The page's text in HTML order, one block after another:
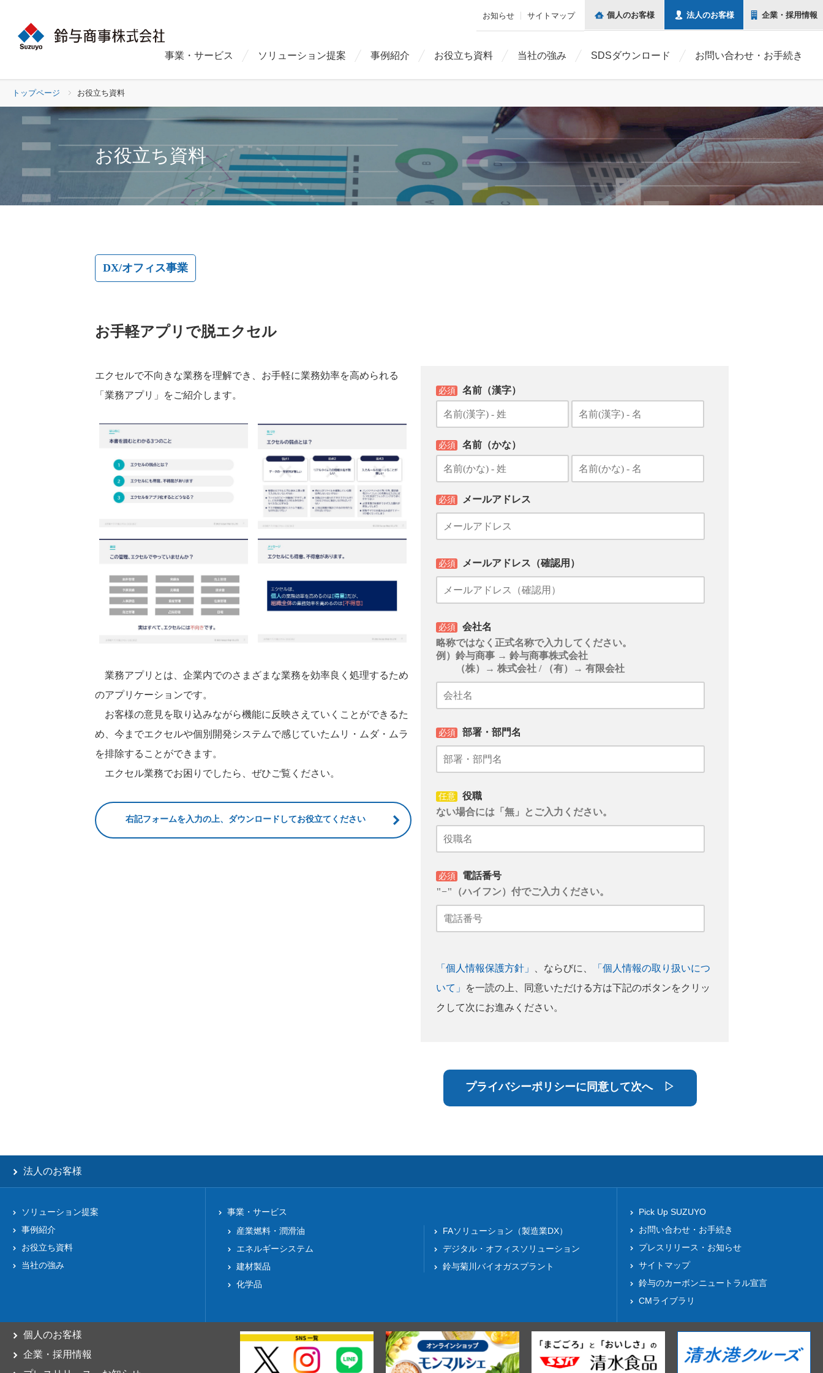
お知らせ サイトマップ 個人のお客様 法人のお客様 企業・ 採用情報
事業・サービス ソリューション提案 事例紹介 お役立ち資料 当社の強み SDSダウンロード お問い合わせ・お手続き
トップページ お役立ち資料
お役立ち資料
DX/オフィス事業
お手軽アプリで脱エクセル
エクセルで不向きな業務を理解でき、お手軽に業務効率を高められる
「業務アプリ」をご紹介します。
業務アプリとは、企業内でのさまざまな業務を効率良く処理するため
のアプリケーションです。
お客様の意見を取り込みながら機能に反映さえていくことができるた
め、今までエクセルや個別開発システムで感じていたムリ・ムダ・ムラ
を排除することができます。
エクセル業務でお困りでしたら、ぜひご覧ください。
右記フォームを入力の上、ダウンロードしてお役立てください
必須 名前（漢字）
必須 名前（かな）
必須 メールアドレス
必須 メールアドレス（確認用）
必須
会社名
略称ではなく正式名称で入力してください。
例）鈴与商事 → 鈴与商事株式会社
（株）→ 株式会社 / （有）→ 有限会社
必須 部署・部門名
任意
役職
ない場合には「無」とご入力ください。
必須
電話番号
"−"（ハイフン）付でご入力ください。
「個人情報保護方針」 、ならびに、
「個人情報の取り扱いにつ
いて」
を一読の上、同意いただける方は下記のボタンをクリッ
クして次にお進みください。
法人のお客様
ソリューション提案
事例紹介
お役立ち資料
当社の強み
事業・サービス
産業燃料・潤滑油
エネルギーシステム
建材製品
化学品
FAソリューション（製造業DX）
デジタル・オフィスソリューション
鈴与菊川バイオガスプラント
Pick Up SUZUYO
お問い合わせ・お手続き
プレスリリース・お知らせ
サイトマップ
鈴与のカーボンニュートラル宣言
CMライブラリ
個人のお客様
企業・採用情報